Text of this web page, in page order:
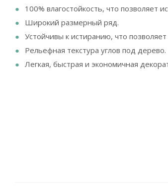
100% влагостойкость, что
Широкий размерный ряд.
Устойчивы к истиранию, что
Рельефная текстура углов под дерево.
Легкая, быстрая и экономичная